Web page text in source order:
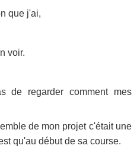
que j'ai,
voir.
de regarder comment mes
de mon projet c'était une
qu'au début de sa course.